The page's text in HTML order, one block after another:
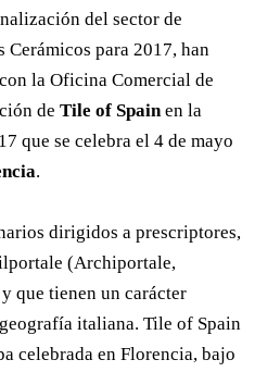
del sector de
para 2017, han
la Oficina Comercial de
de Tile of Spain en la
que se celebra el 4 de mayo
.
dirigidos a prescriptores,
(Archiportale,
que tienen un carácter
italiana. Tile of Spain
celebrada en Florencia, bajo